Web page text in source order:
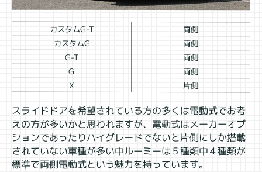
カスタムG-T 両側
カスタムG 両側
G-T 両側
G 両側
X 片側
スライドドアを希望されている方の多くは電動式でお考
えの方が多いかと思われますが、電動式はメーカーオプ
ションであったりハイグレードでないと片側にしか搭載
されていない車種が多い中ルーミーは５種類中４種類が
標準で両側電動式という魅力を持っています。